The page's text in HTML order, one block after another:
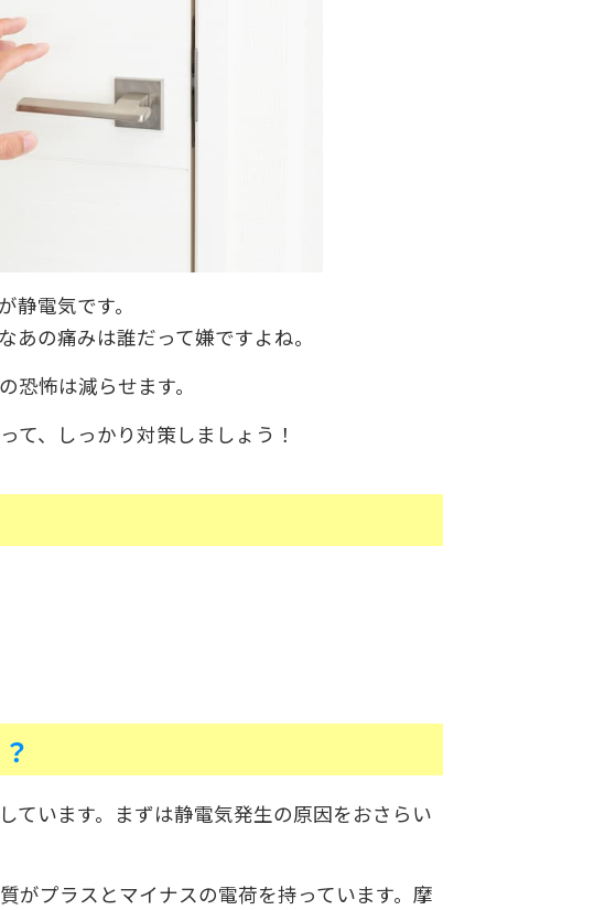
電気です。
あの痛みは誰だって嫌ですよね。
恐怖は減らせます。
て、しっかり対策しましょう！
ています。まずは静電気発生の原因をおさらい
がプラスとマイナスの電荷を持っています。摩